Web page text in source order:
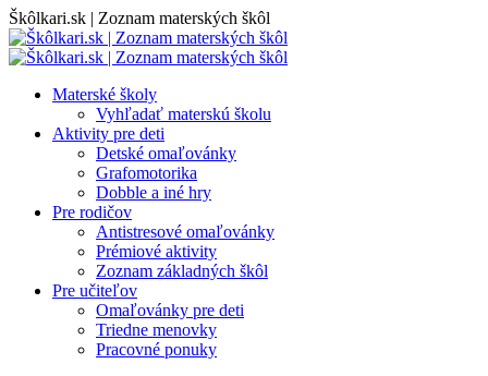
Skip
to
content
Škôlkari.sk | Zoznam materských škôl
Materské školy
Vyhľadať materskú školu
Aktivity pre deti
Detské omaľovánky
Grafomotorika
Dobble a iné hry
Pre rodičov
Antistresové omaľovánky
Prémiové aktivity
Zoznam základných škôl
Pre učiteľov
Omaľovánky pre deti
Triedne menovky
Pracovné ponuky